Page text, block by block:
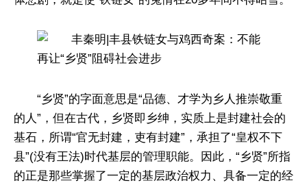
“乡贤”的字面意思是“品德、才学为乡人推崇敬重
的人”，但在古代，乡贤即乡绅，实质上是封建社会的
基石，所谓“官无封建，吏有封建”，承担了“皇权不下
县”(没有王法)时代基层的管理职能。因此，“乡贤”所指
的正是那些掌握了一定的基层政治权力、具备一定的经